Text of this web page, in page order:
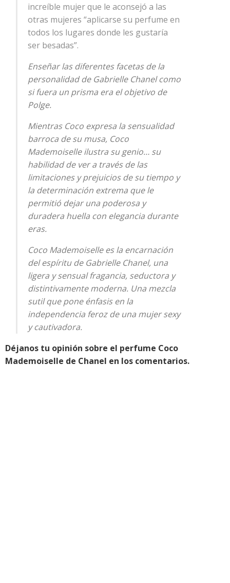
increíble mujer que le aconsejó a las
otras mujeres “aplicarse su perfume en
todos los lugares donde les gustaría
ser besadas”.
Enseñar las diferentes facetas de la
personalidad de Gabrielle Chanel como
si fuera un prisma era el objetivo de
Polge.
Mientras Coco expresa la sensualidad
barroca de su musa, Coco
Mademoiselle ilustra su genio… su
habilidad de ver a través de las
limitaciones y prejuicios de su tiempo y
la determinación extrema que le
permitió dejar una poderosa y
duradera huella con elegancia durante
eras.
Coco Mademoiselle es la encarnación
del espíritu de Gabrielle Chanel, una
ligera y sensual fragancia, seductora y
distintivamente moderna. Una mezcla
sutil que pone énfasis en la
independencia feroz de una mujer sexy
y cautivadora.
Déjanos tu opinión sobre el perfume Coco
Mademoiselle de Chanel en los comentarios.